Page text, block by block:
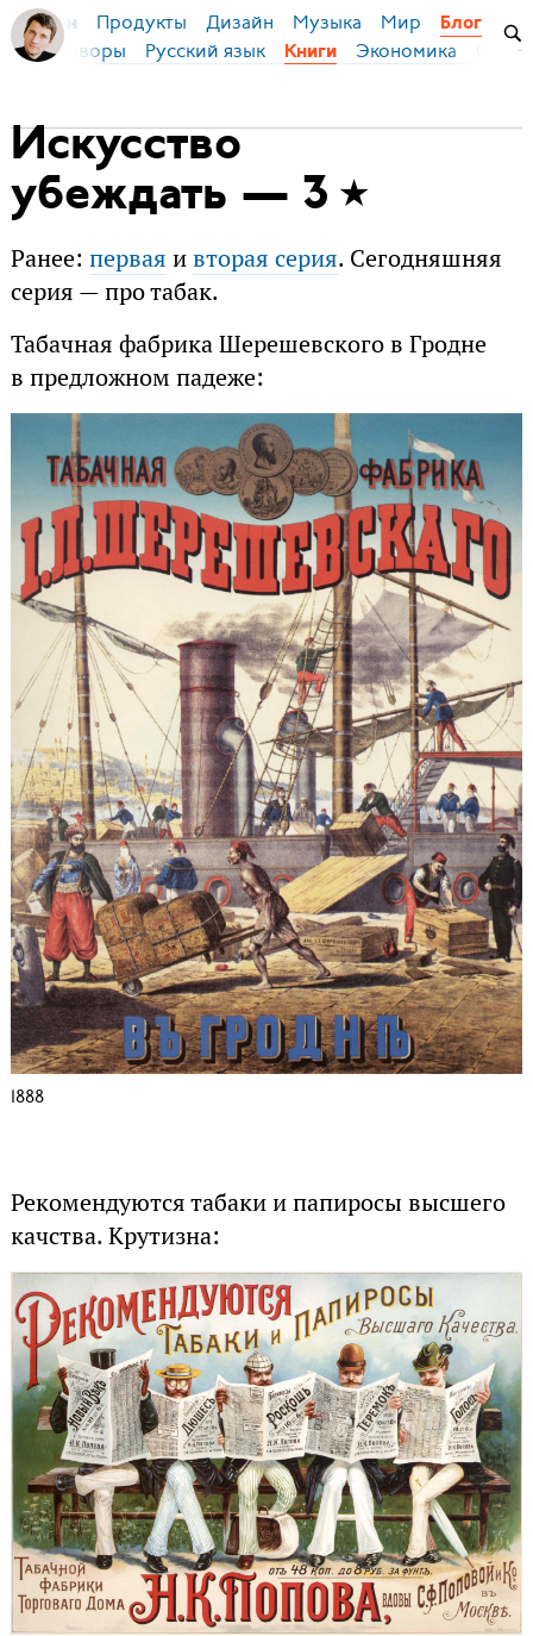
Бирман Продукты Дизайн Музыка Мир Блог
Переговоры Русский язык Книги Экономика
Искусство
убеждать — 3
Ранее: первая ивторая серия. Сегодняшняя
серия — про табак.
Табачная фабрика Шерешевского в Гродне
в предложном падеже:
1888
Рекомендуются табаки и папиросы высшего
качства. Крутизна: